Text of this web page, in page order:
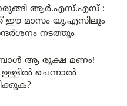
ആർ.എസ്.എസ് :
ഈ മാസം യു.എസിലും
നടത്തും
ആ രൂക്ഷ മണം!
ഉള്ളിൽ ചെന്നാൽ